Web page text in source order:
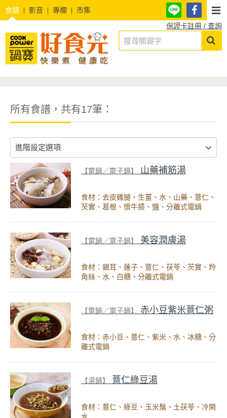
食譜 影音 專欄
市集
保證卡註冊 / 查詢
所有食譜，共有17筆：
進階設定選項
【電鍋／電子鍋】 山藥補筋湯
食材：去皮雞腿、生薑、水、山藥、薏仁、
芡實、葛根、懷牛膝、鹽、分離式電鍋
【電鍋／電子鍋】 美容潤膚湯
食材：銀耳、蓮子、薏仁、茯苓、芡實、羚
角絲、水、白糖、分離式電鍋
【電鍋／電子鍋】 赤小豆紫米薏仁粥
食材：赤小豆、薏仁、紫米、水、冰糖、分
離式電鍋
【湯鍋】 薏仁綠豆湯
食材：薏仁、綠豆、玉米鬚、土茯苓、冷開